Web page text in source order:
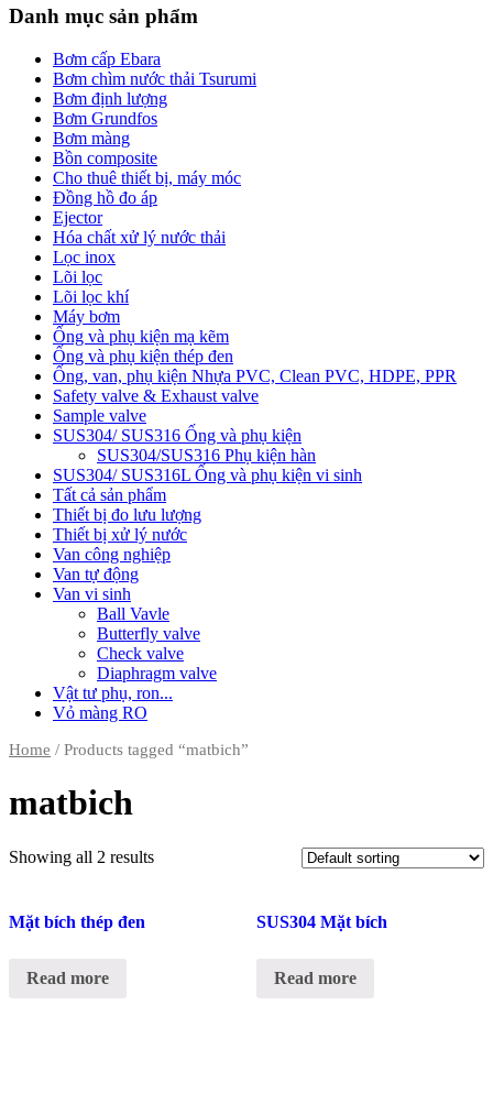
Danh mục sản phẩm
Bơm cấp Ebara
Bơm chìm nước thải Tsurumi
Bơm định lượng
Bơm Grundfos
Bơm màng
Bồn composite
Cho thuê thiết bị, máy móc
Đồng hồ đo áp
Ejector
Hóa chất xử lý nước thải
Lọc inox
Lõi lọc
Lõi lọc khí
Máy bơm
Ống và phụ kiện mạ kẽm
Ống và phụ kiện thép đen
Ống, van, phụ kiện Nhựa PVC, Clean PVC, HDPE, PPR
Safety valve & Exhaust valve
Sample valve
SUS304/ SUS316 Ống và phụ kiện
SUS304/SUS316 Phụ kiện hàn
SUS304/ SUS316L Ống và phụ kiện vi sinh
Tất cả sản phẩm
Thiết bị đo lưu lượng
Thiết bị xử lý nước
Van công nghiệp
Van tự động
Van vi sinh
Ball Vavle
Butterfly valve
Check valve
Diaphragm valve
Vật tư phụ, ron...
Vỏ màng RO
Home / Products tagged “matbich”
matbich
Showing all 2 results
Mặt bích thép đen
Read more
SUS304 Mặt bích
Read more